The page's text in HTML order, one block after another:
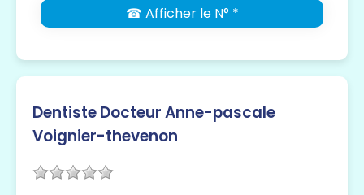
☎ Afficher le N° *
Dentiste Docteur Anne-pascale
Voignier-thevenon